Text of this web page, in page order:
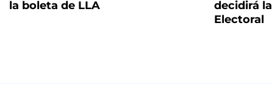
la boleta de LLA
decidirá
Electoral